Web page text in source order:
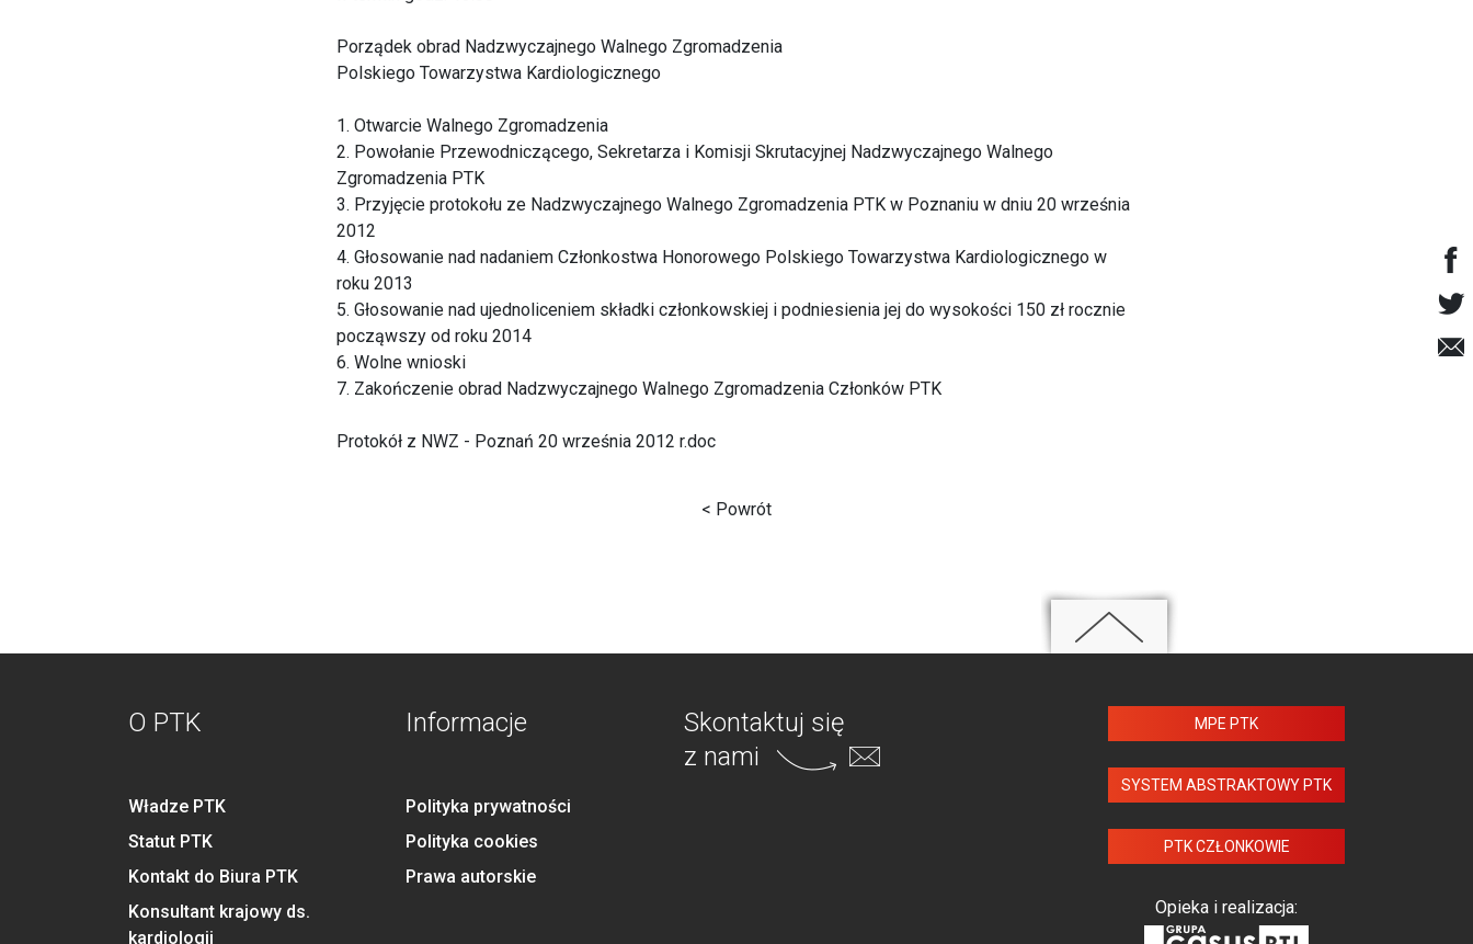
Porządek obrad Nadzwyczajnego Walnego Zgromadzenia
Polskiego Towarzystwa Kardiologicznego
1. Otwarcie Walnego Zgromadzenia
2. Powołanie Przewodniczącego, Sekretarza i Komisji Skrutacyjnej Nadzwyczajnego Walnego
Zgromadzenia PTK
3. Przyjęcie protokołu ze Nadzwyczajnego Walnego Zgromadzenia PTK w Poznaniu w dniu 20 września
2012
4. Głosowanie nad nadaniem Członkostwa Honorowego Polskiego Towarzystwa Kardiologicznego w
roku 2013
5. Głosowanie nad ujednoliceniem składki członkowskiej i podniesienia jej do wysokości 150 zł rocznie
począwszy od roku 2014
6. Wolne wnioski
7. Zakończenie obrad Nadzwyczajnego Walnego Zgromadzenia Członków PTK
Protokół z NWZ - Poznań 20 września 2012 r.doc
< Powrót
O PTK
Władze PTK
Statut PTK
Kontakt do Biura PTK
Konsultant krajowy ds.
kardiologii
Informacje
Polityka prywatności
Polityka cookies
Prawa autorskie
Skontaktuj się
z nami
MPE PTK
SYSTEM ABSTRAKTOWY PTK
PTK CZŁONKOWIE
Opieka i realizacja: